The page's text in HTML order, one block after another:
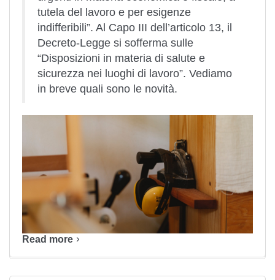
tutela del lavoro e per esigenze
indifferibili”. Al Capo III dell’articolo 13, il
Decreto-Legge si sofferma sulle
“Disposizioni in materia di salute e
sicurezza nei luoghi di lavoro”. Vediamo
in breve quali sono le novità.
Read more